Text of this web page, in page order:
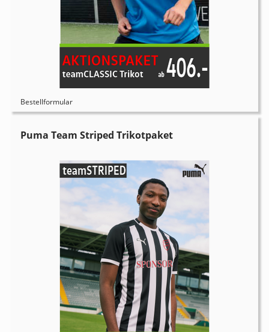
Bestellformular
Puma Team Striped Trikotpaket